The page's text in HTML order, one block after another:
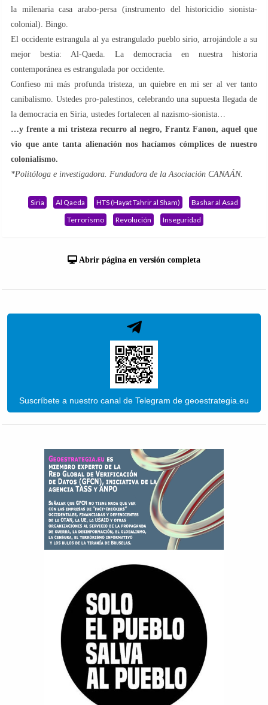
la milenaria casa arabo-persa (instrumento del historicidio sionista-
colonial). Bingo.
El occidente estrangula al ya estrangulado pueblo sirio, arrojándole a su
mejor bestia: Al-Qaeda. La democracia en nuestra historia
contemporánea es estrangulada por occidente.
Confieso mi más profunda tristeza, un quiebre en mi ser al ver tanto
canibalismo. Ustedes pro-palestinos, celebrando una supuesta llegada de
la democracia en Siria, ustedes fortalecen al nazismo-sionista…
…y frente a mi tristeza recurro al negro, Frantz Fanon, aquel que
vio que ante tanta alienación nos hacíamos cómplices de nuestro
colonialismo.
*Politóloga e investigadora. Fundadora de la Asociación CANAÁN.
Siria Al Qaeda HTS (Hayat Tahrir al Sham)
Bashar al Asad
Terrorismo
Revolución Inseguridad
Abrir página en versión completa
Suscríbete a nuestro canal de Telegram de geoestrategia.eu